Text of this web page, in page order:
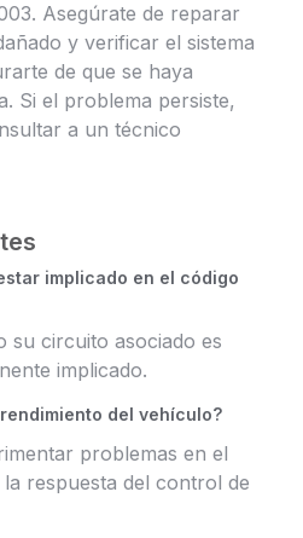
Asegúrate de reparar
y verificar el sistema
de que se haya
Si el problema persiste,
a un técnico
implicado en el código
circuito asociado es
implicado.
del vehículo?
problemas en el
respuesta del control de